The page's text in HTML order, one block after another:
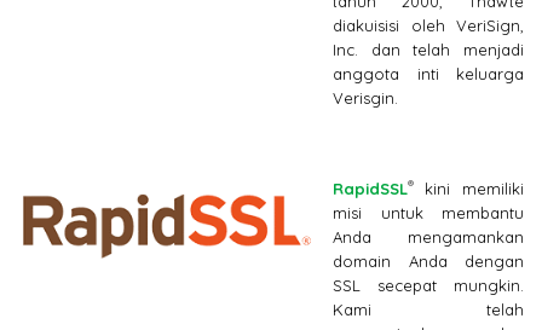
diakuisisi oleh VeriSign,
Inc. dan telah menjadi
anggota inti keluarga
Verisgin.
RapidSSL® kini memiliki
misi untuk membantu
Anda mengamankan
domain Anda dengan
SSL secepat mungkin.
Kami telah